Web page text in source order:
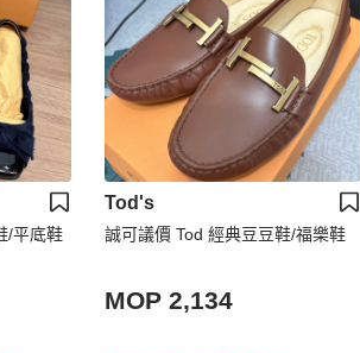
/平底鞋
Tod's
誠可議價 Tod 經典豆豆鞋/福樂鞋
MOP 2,134